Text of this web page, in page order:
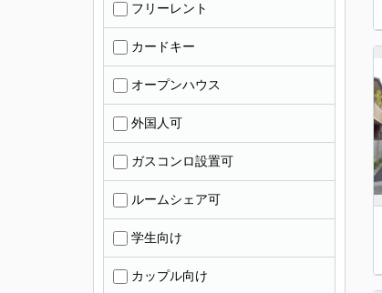
フリーレント
カードキー
オープンハウス
外国人可
ガスコンロ設置可
ルームシェア可
学生向け
カップル向け